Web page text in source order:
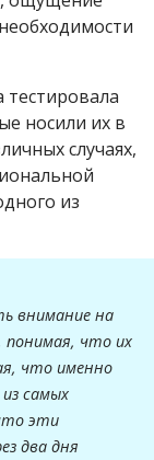
тестировала
носили их в
случаях,
из
внимание на
понимая, что их
что именно
самых
эти
два дня